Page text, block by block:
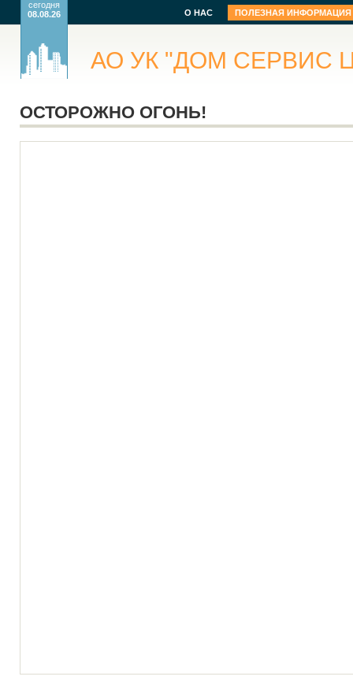
АО УК "ДОМ СЕРВИС
сегодня
08.08.26
О НАС ПОЛЕЗНАЯ ИНФОРМАЦИЯ
ОСТОРОЖНО ОГОНЬ!